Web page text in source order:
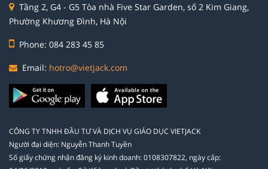
Tầng 2, G4 - G5 Tòa nhà Five Star Garden, số 2 Kim Giang,
Phường Khương Đình, Hà Nội
Phone: 084 283 45 85
Email: hotro@vietjack.com
CÔNG TY TNHH ĐẦU TƯ VÀ DỊCH VỤ GIÁO DỤC VIETJACK
Người đại diện: Nguyễn Thanh Tuyền
Số giấy chứng nhận đăng ký kinh doanh: 0108307822, ngày cấp: